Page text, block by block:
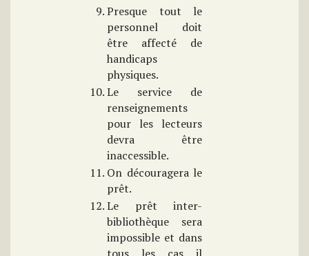
Presque tout le
personnel doit
être affecté de
handicaps
physiques.
Le service de
renseignements
pour les lecteurs
devra être
inaccessible.
On découragera le
prêt.
Le prêt inter-
bibliothèque sera
impossible et dans